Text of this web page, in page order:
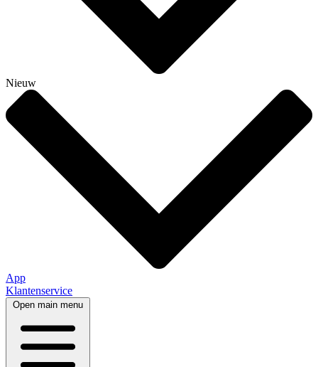
Nieuw
App
Klantenservice
Open main menu